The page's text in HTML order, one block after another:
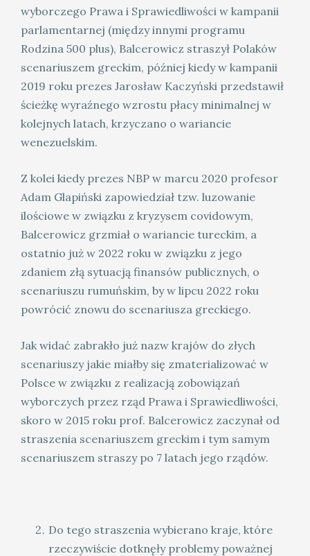
wyborczego Prawa i Sprawiedliwości w kampanii
parlamentarnej (między innymi programu
Rodzina 500 plus), Balcerowicz straszył Polaków
scenariuszem greckim, później kiedy w kampanii
2019 roku prezes Jarosław Kaczyński przedstawił
ścieżkę wyraźnego wzrostu płacy minimalnej w
kolejnych latach, krzyczano o wariancie
wenezuelskim.
Z kolei kiedy prezes NBP w marcu 2020 profesor
Adam Glapiński zapowiedział tzw. luzowanie
ilościowe w związku z kryzysem covidowym,
Balcerowicz grzmiał o wariancie tureckim, a
ostatnio już w 2022 roku w związku z jego
zdaniem złą sytuacją finansów publicznych, o
scenariuszu rumuńskim, by w lipcu 2022 roku
powrócić znowu do scenariusza greckiego.
Jak widać zabrakło już nazw krajów do złych
scenariuszy jakie miałby się zmaterializować w
Polsce w związku z realizacją zobowiązań
wyborczych przez rząd Prawa i Sprawiedliwości,
skoro w 2015 roku prof. Balcerowicz zaczynał od
straszenia scenariuszem greckim i tym samym
scenariuszem straszy po 7 latach jego rządów.
Do tego straszenia wybierano kraje, które
rzeczywiście dotknęły problemy poważnej